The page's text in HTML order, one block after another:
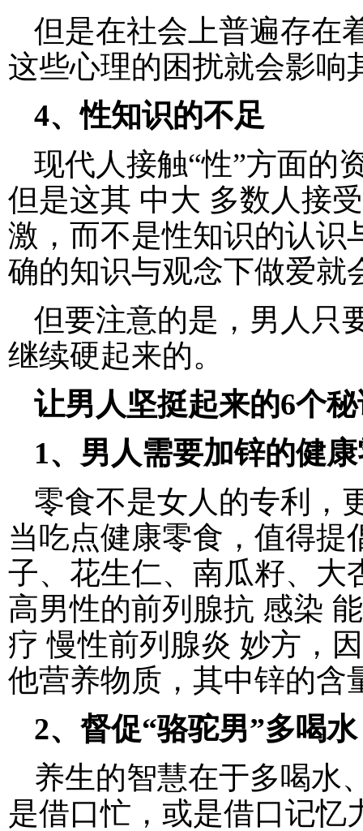
但是在社会上普遍存在
这些心理的困扰就会影响
4、性知识的不足
现代人接触“性”方面的
但是这其 中大 多数人接
激，而不是性知识的认识
确的知识与观念下做爱就
但要注意的是，男人只
继续硬起来的。
让男人坚挺起来的6个
1、男人需要加锌的健
零食不是女人的专利，
当吃点健康零食，值得提
子、花生仁、南瓜籽、大
高男性的前列腺抗 感染
疗 慢性前列腺炎 妙方，
他营养物质，其中锌的含
2、督促“骆驼男”多喝水
养生的智慧在于多喝水
是借口忙，或是借口记忆